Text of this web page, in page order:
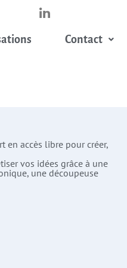
Contact
en accès libre pour créer,
vos idées grâce à une
une découpeuse